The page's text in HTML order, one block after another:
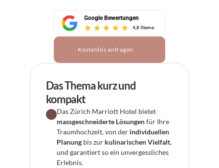
Google Bewertungen
4,8 Sterne
Kostenlos anfragen
Das Thema kurz und
kompakt
massgeschneiderte Lösungen für Ihre
Traumhochzeit, von der individuellen
Planung bis zur kulinarischen Vielfalt,
und garantiert so ein unvergessliches
Erlebnis.